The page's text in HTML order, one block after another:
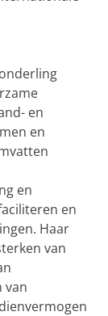
en
en
en
en
Haar
van
van